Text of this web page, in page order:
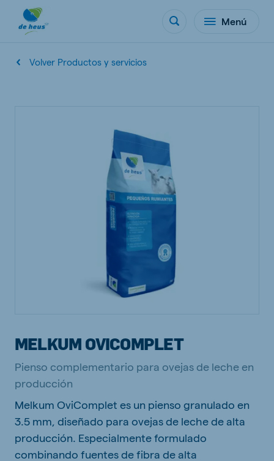
Menú
Volver Productos y servicios
MELKUM OVICOMPLET
Pienso complementario para ovejas de leche en
producción
Melkum OviComplet es un pienso granulado en
3.5 mm, diseñado para ovejas de leche de alta
producción. Especialmente formulado
combinando fuentes de fibra de alta